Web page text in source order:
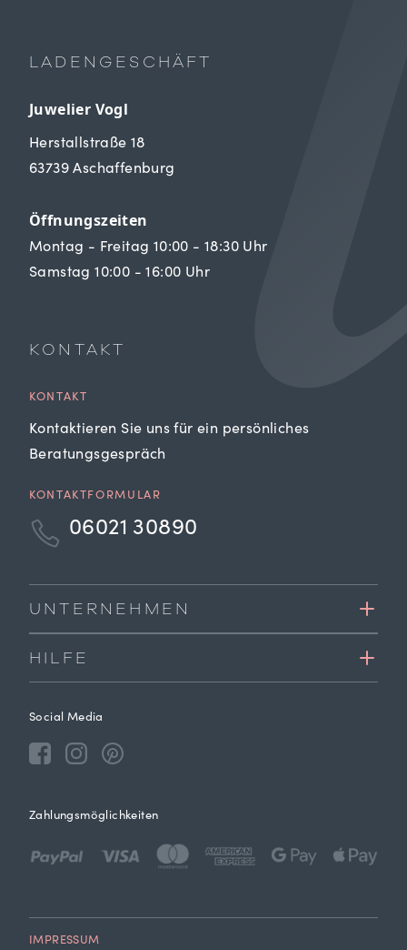
LADENGESCHÄFT
Juwelier Vogl
Herstallstraße 18
63739 Aschaffenburg
Öffnungszeiten
Montag - Freitag 10:00 - 18:30 Uhr
Samstag 10:00 - 16:00 Uhr
KONTAKT
KONTAKT
Kontaktieren Sie uns für ein persönliches
Beratungsgespräch
KONTAKTFORMULAR
06021 30890
UNTERNEHMEN
HILFE
Social Media
Zahlungsmöglichkeiten
IMPRESSUM